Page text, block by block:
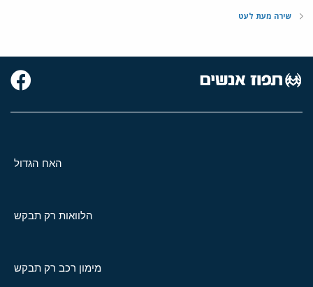
שירה מעת לעט
האח הגדול
הלוואות רק תבקש
מימון רכב רק תבקש